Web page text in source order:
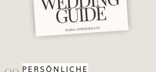
PERSÖNLICHE